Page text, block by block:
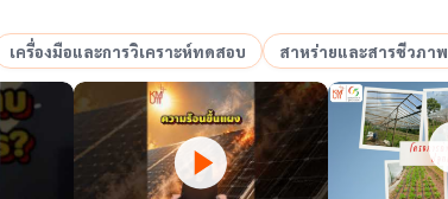
เครื่องมือและการวิเคราะห์ทดสอบ สาหร่ายและสารชีวภาพ
เล่นวิดีโอ